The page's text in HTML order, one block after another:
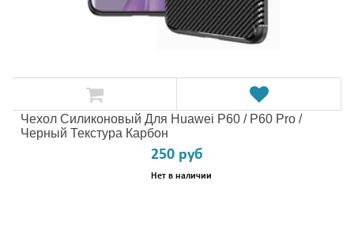
Чехол Силиконовый Для Huawei P60 / P60 Pro /
Черный Текстура Карбон
250 руб
Нет в наличии